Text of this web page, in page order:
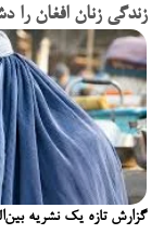
زندگی زنان افغان را
گزارش تازه یک نشریه